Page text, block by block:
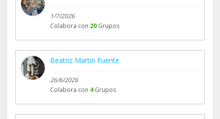
1/7/2026
Colabora con 20 Grupos
Beatriz Martin Fuente
26/6/2026
Colabora con 4 Grupos